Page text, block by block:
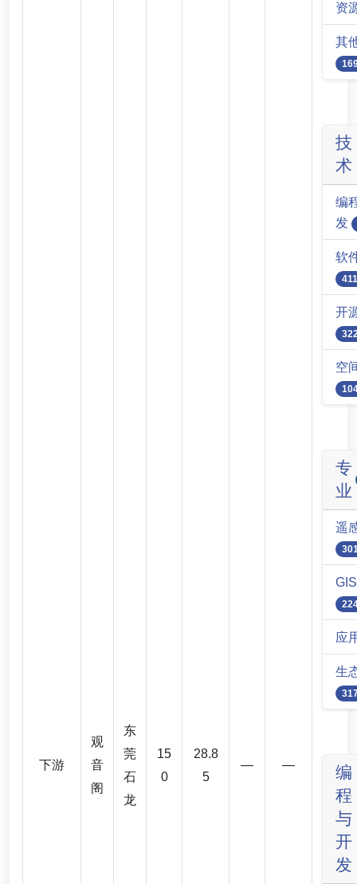
下游
观
音
阁
东
莞
石
龙
15
0
28.8
5
— —
资
其
技
术
编
发
软
411
开
空
专
业
遥
GIS
应
生
编
程
与
开
发